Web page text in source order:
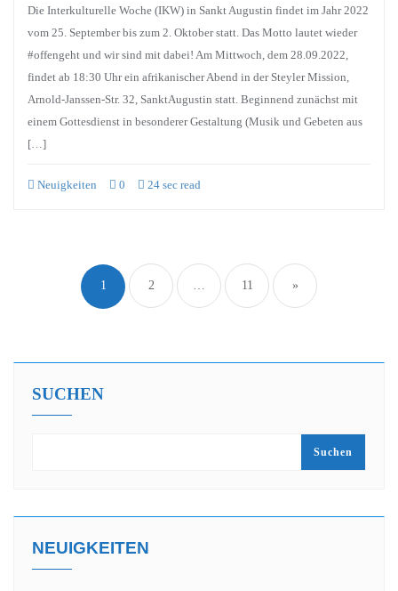
Die Interkulturelle Woche (IKW) in Sankt Augustin findet im Jahr 2022
vom 25. September bis zum 2. Oktober statt. Das Motto lautet wieder
#offengeht und wir sind mit dabei! Am Mittwoch, dem 28.09.2022,
findet ab 18:30 Uhr ein afrikanischer Abend in der Steyler Mission,
Arnold-Janssen-Str. 32, SanktAugustin statt. Beginnend zunächst mit
einem Gottesdienst in besonderer Gestaltung (Musik und Gebeten aus
[…]
Neuigkeiten 0 24 sec read
1 2 … 11 »
SUCHEN
Suchen
NEUIGKEITEN